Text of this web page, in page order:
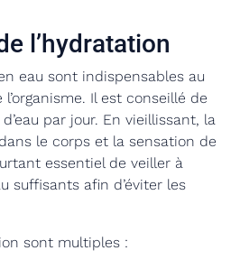
l’hydratation
eau sont indispensables au
Il est conseillé de
par jour. En vieillissant, la
le corps et la sensation de
essentiel de veiller à
suffisants afin d’éviter les
sont multiples :